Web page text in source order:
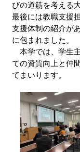
びの道筋を考える
最後には教職支援
支援体制の紹介が
に包まれました。
本学では、学生
ての資質向上と仲
てまいります。